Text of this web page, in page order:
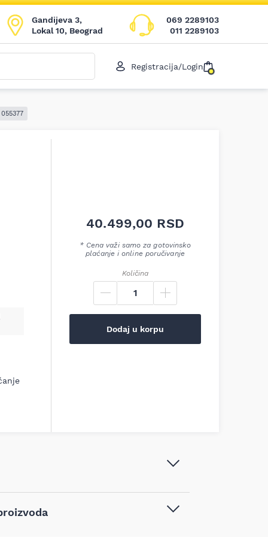
Gandijeva 3,
Lokal 10, Beograd
069 2289103
011 2289103
Registracija/Login
40.499,00 RSD
* Cena važi samo za gotovinsko
plaćanje i online poručivanje
Količina
Dodaj u korpu
055377